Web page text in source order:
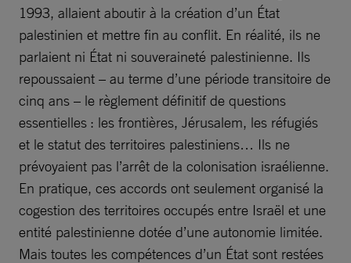
1993, allaient aboutir à la création d’un État
palestinien et mettre fin au conflit. En réalité, ils ne
parlaient ni État ni souveraineté palestinienne. Ils
repoussaient – au terme d’une période transitoire de
cinq ans – le règlement définitif de questions
essentielles : les frontières, Jérusalem, les réfugiés
et le statut des territoires palestiniens… Ils ne
prévoyaient pas l’arrêt de la colonisation israélienne.
En pratique, ces accords ont seulement organisé la
cogestion des territoires occupés entre Israël et une
entité palestinienne dotée d’une autonomie limitée.
Mais toutes les compétences d’un État sont restées